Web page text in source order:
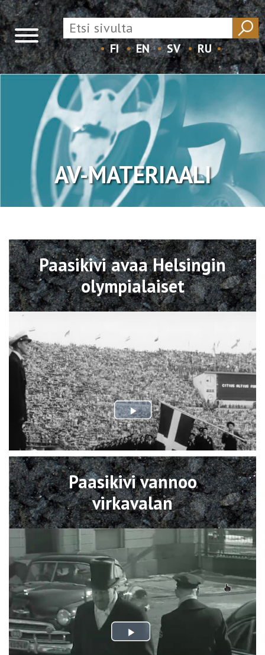
Skip
FI EN SV RU
AV-MATERIAALI
Paasikivi avaa Helsingin
olympialaiset
Avaa
Paasikivi vannoo
virkavalan
Avaa